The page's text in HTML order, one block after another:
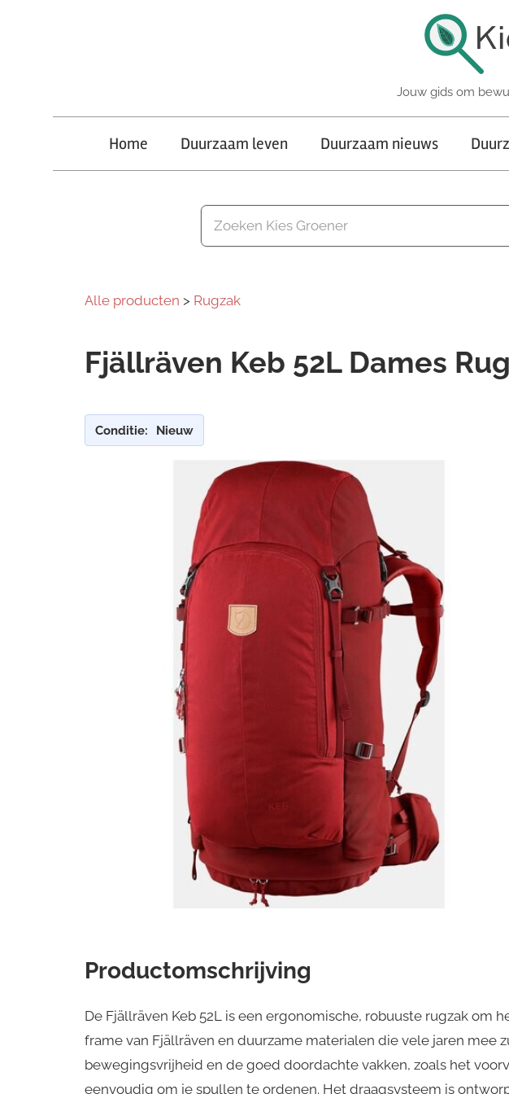
Kies
Groener
Jouw gids om
Home Duurzaam leven Duurzaam nieuws
Alle producten > Rugzak
Fjällräven Keb 52L Dames
Conditie: Nieuw
Productomschrijving
De Fjällräven Keb 52L is een ergonomische, robuuste rugzak om
frame van Fjällräven en duurzame materialen die vele jaren
bewegingsvrijheid en de goed doordachte vakken, zoals het
eenvoudig om je spullen te ordenen. Het draagsysteem is